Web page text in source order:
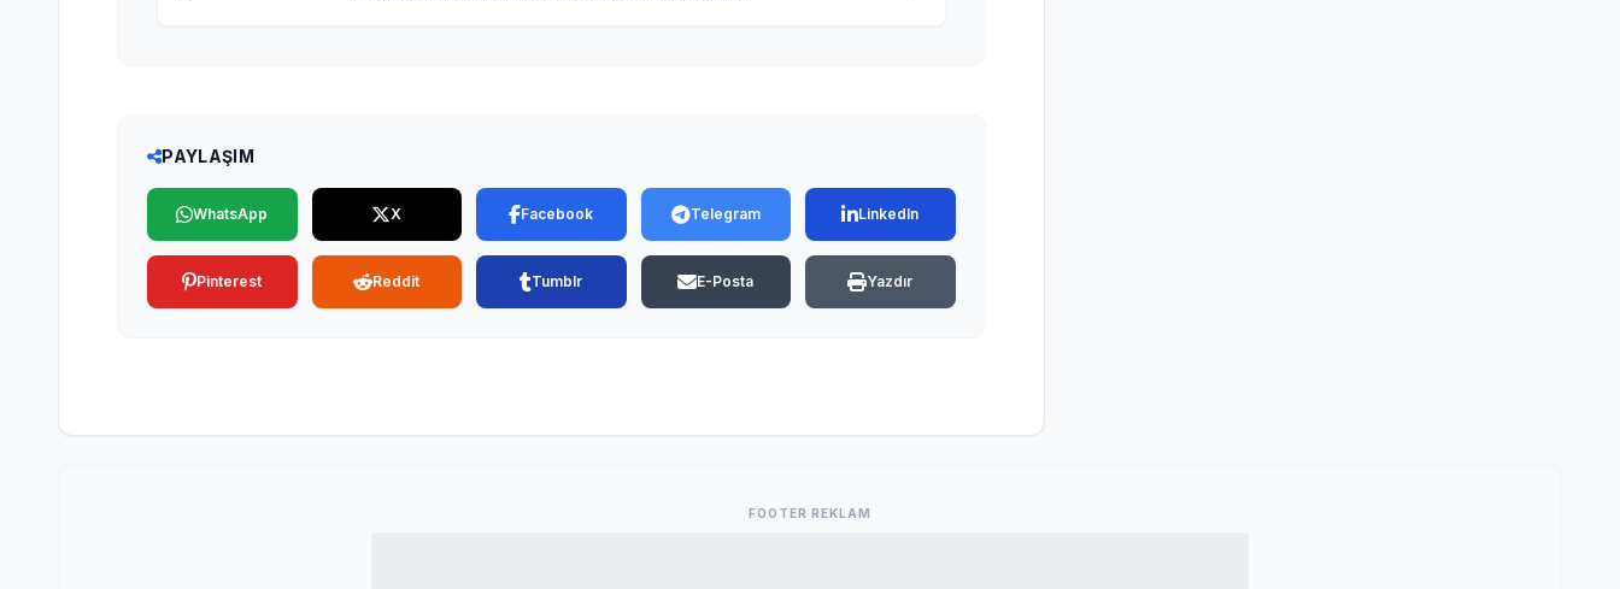
PAYLAŞIM
WhatsApp X Facebook Telegram LinkedIn
Pinterest Reddit Tumblr E-Posta Yazdır
FOOTER REKLAM